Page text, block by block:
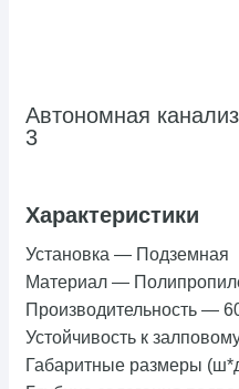
Автономная
3
Характеристики
Установка — Подземная
Материал —
Производительность —
Устойчивость к
Габаритные размеры